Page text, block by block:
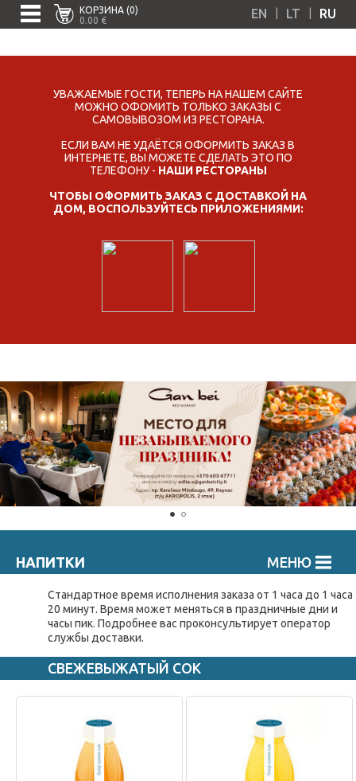
КОРЗИНА (0)
0.00 €
EN LT RU
УВАЖАЕМЫЕ ГОСТИ, ТЕПЕРЬ НА НАШЕМ САЙТЕ
МОЖНО ОФОМИТЬ ТОЛЬКО ЗАКАЗЫ С
САМОВЫВОЗОМ ИЗ РЕСТОРАНА.
ЕСЛИ ВАМ НЕ УДАЁТСЯ ОФОРМИТЬ ЗАКАЗ В
ИНТЕРНЕТЕ, ВЫ МОЖЕТЕ СДЕЛАТЬ ЭТО ПО
ТЕЛЕФОНУ - НАШИ РЕСТОРАНЫ
ЧТОБЫ ОФОРМИТЬ ЗАКАЗ С ДОСТАВКОЙ НА
ДОМ, ВОСПОЛЬЗУЙТЕСЬ ПРИЛОЖЕНИЯМИ:
МЕНЮ
НАПИТКИ
Стандартное время исполнения заказа от 1 часа до 1 часа
20 минут. Время может меняться в праздничные дни и
часы пик. Подробнee вас проконсультирует оператор
службы доставки.
СВЕЖЕВЫЖАТЫЙ СОК